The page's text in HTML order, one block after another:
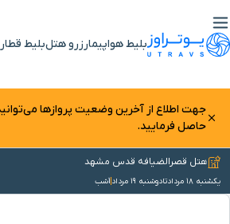
بلیط هواپیمارزرو هتلبلیط قطار
حاصل فرمایید.
هتل قصرالضیافه قدس مشهد
یکشنبه ۱۸ مرداد تادوشنبه ۱۹ مرداد 1شب